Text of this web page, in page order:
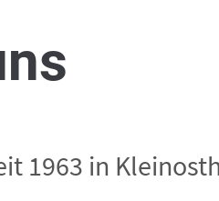
1963 in